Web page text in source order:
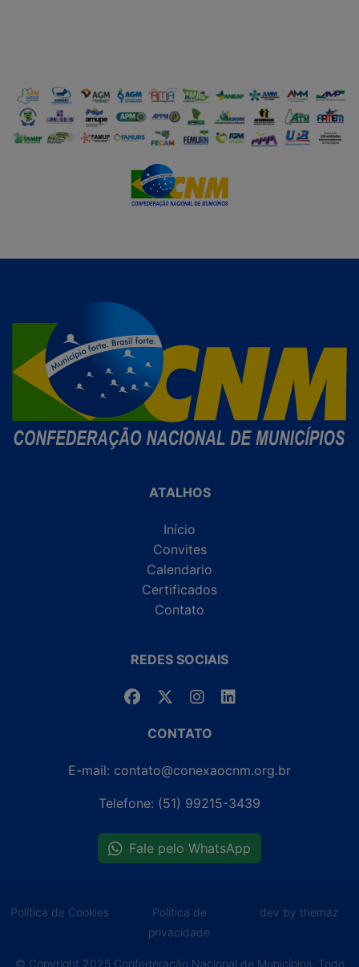
ATALHOS
Início
Convites
Calendario
Certificados
Contato
REDES SOCIAIS
CONTATO
E-mail: contato@conexaocnm.org.br
Telefone: (51) 99215-3439
Fale pelo WhatsApp
Política de Cookies
Política de
privacidade
dev by themaz
© Copyright 2025 Confederação Nacional de Municípios. Todo